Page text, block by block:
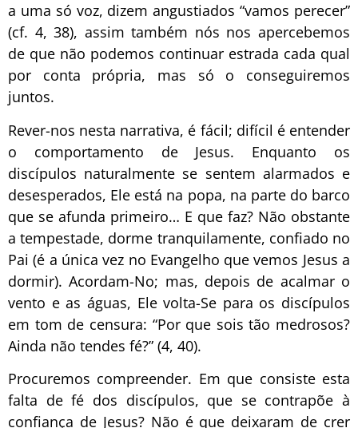
a uma só voz, dizem angustiados “vamos perecer”
(cf. 4, 38), assim também nós nos apercebemos
de que não podemos continuar estrada cada qual
por conta própria, mas só o conseguiremos
juntos.
Rever-nos nesta narrativa, é fácil; difícil é entender
o comportamento de Jesus. Enquanto os
discípulos naturalmente se sentem alarmados e
desesperados, Ele está na popa, na parte do barco
que se afunda primeiro… E que faz? Não obstante
a tempestade, dorme tranquilamente, confiado no
Pai (é a única vez no Evangelho que vemos Jesus a
dormir). Acordam-No; mas, depois de acalmar o
vento e as águas, Ele volta-Se para os discípulos
em tom de censura: “Por que sois tão medrosos?
Ainda não tendes fé?” (4, 40).
Procuremos compreender. Em que consiste esta
falta de fé dos discípulos, que se contrapõe à
confiança de Jesus? Não é que deixaram de crer